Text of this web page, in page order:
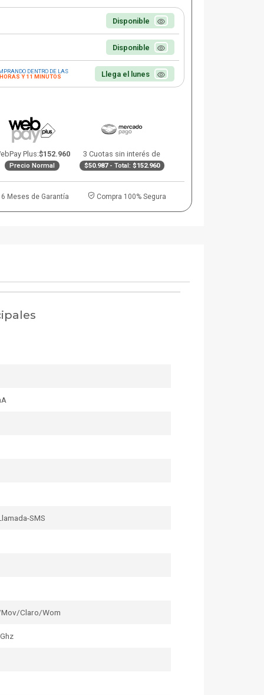
Disponible
Disponible
DENTRO DE LAS
Y 11 MINUTOS
Llega el lunes
Plus:$152.960
Precio Normal
3 Cuotas sin interés de
$50.987- Total: $152.960
6 Meses de Garantía Compra 100% Segura
SMS
Claro/Wom